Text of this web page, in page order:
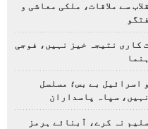
سے ملاقات، ملکی معاشی و
کاری نتیجہ خیز نہیں، فوجی
اسرائیل بے بس؛ مسلسل
سپاہ پاسداران
نہ کرے، آبنائے ہرمز